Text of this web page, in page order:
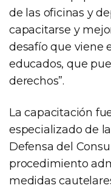
de las oficinas y
capacitarse y
desafío que viene
educados, que
derechos”.
La capacitación
especializado de
Defensa del
procedimiento
medidas